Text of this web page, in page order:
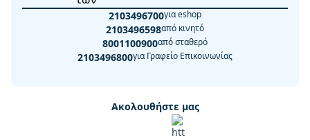
2103496700για eshop
2103496598από κινητό
8001100900από σταθερό
2103496800για Γραφείο Επικοινωνίας
Ακολουθήστε μας